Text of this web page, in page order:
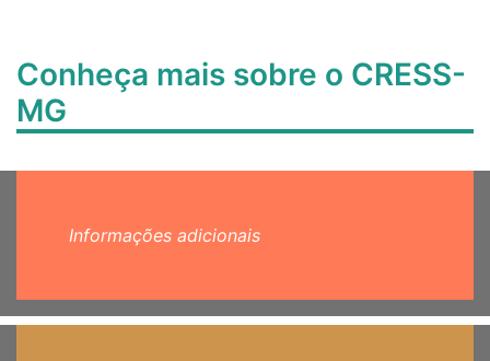
Conheça mais sobre o CRESS-
MG
Informações adicionais